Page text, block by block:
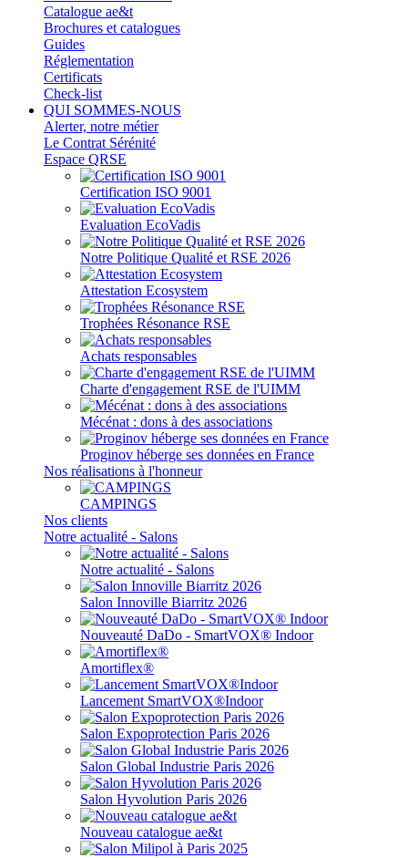
Catalogue ae&t
Brochures et catalogues
Guides
Réglementation
Certificats
Check-list
QUI SOMMES-NOUS
Alerter, notre métier
Le Contrat Sérénité
Espace QRSE
Certification ISO 9001
Evaluation EcoVadis
Notre Politique Qualité et RSE 2026
Attestation Ecosystem
Trophées Résonance RSE
Achats responsables
Charte d'engagement RSE de l'UIMM
Mécénat : dons à des associations
Proginov héberge ses données en France
Nos réalisations à l'honneur
CAMPINGS
Nos clients
Notre actualité - Salons
Notre actualité - Salons
Salon Innoville Biarritz 2026
Nouveauté DaDo - SmartVOX® Indoor
Amortiflex®
Lancement SmartVOX®Indoor
Salon Expoprotection Paris 2026
Salon Global Industrie Paris 2026
Salon Hyvolution Paris 2026
Nouveau catalogue ae&t